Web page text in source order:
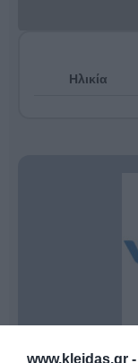
www.kleidas.gr -
Ηλικία